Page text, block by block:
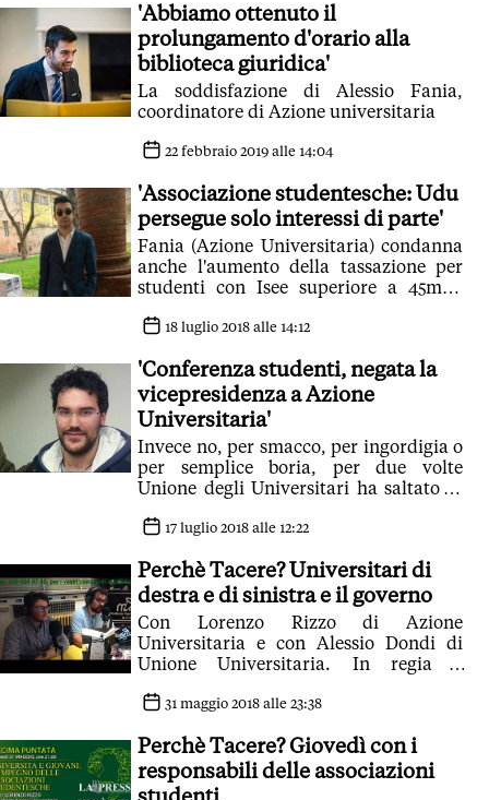
'Abbiamo ottenuto il
prolungamento d'orario alla
biblioteca giuridica'
La soddisfazione di Alessio Fania,
coordinatore di Azione universitaria
22 febbraio 2019 alle 14:04
'Associazione studentesche: Udu
persegue solo interessi di parte'
Fania (Azione Universitaria) condanna
anche l'aumento della tassazione per
studenti con Isee superiore a 45mila
18 luglio 2018 alle 14:12
'Conferenza studenti, negata la
vicepresidenza a Azione
Universitaria'
Invece no, per smacco, per ingordigia o
per semplice boria, per due volte
Unione degli Universitari ha saltato la
17 luglio 2018 alle 12:22
Perchè Tacere? Universitari di
destra e di sinistra e il governo
Con Lorenzo Rizzo di Azione
Universitaria e con Alessio Dondi di
Unione Universitaria. In regia a
31 maggio 2018 alle 23:38
Perchè Tacere? Giovedì con i
responsabili delle associazioni